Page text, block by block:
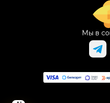
Мы в